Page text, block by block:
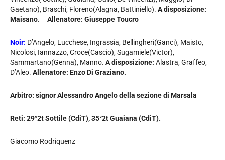
Gaetano), Braschi, Floreno(Alagna, Battiniello). A disposizione:
Maisano. Allenatore: Giuseppe Toucro
Noir: D’Angelo, Lucchese, Ingrassia, Bellingheri(Ganci), Maisto,
Nicolosi, Iannazzo, Croce(Cascio), Sugamiele(Victor),
Sammartano(Genna), Manno. A disposizione: Alastra, Graffeo,
D’Aleo. Allenatore: Enzo Di Graziano.
Arbitro: signor Alessandro Angelo della sezione di Marsala
Reti: 29°2t Sottile (CdiT), 35°2t Guaiana (CdiT).
Giacomo Rodriquenz